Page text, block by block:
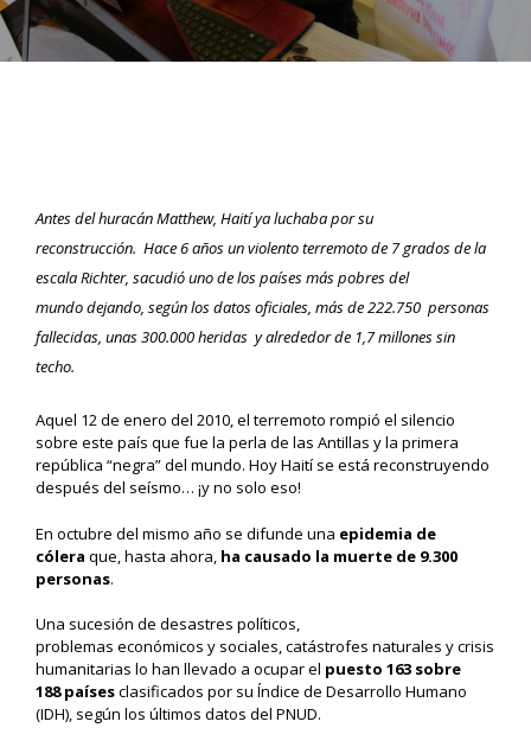
Antes del huracán Matthew, Haití ya luchaba por su
reconstrucción. Hace 6 añosun violento terremotode 7 grados de la
escala Richter, sacudióuno de los paísesmás pobres del
mundodejando, según los datos oficiales, másde 222.750 personas
fallecidas, unas300.000heridas y alrededor de 1,7millones sin
techo.
Aquel 12 de enero del 2010, el terremoto rompió el silencio
sobre este país que fue la perla de las Antillas y la primera
república “negra” del mundo. Hoy Haití se está reconstruyendo
después del seísmo… ¡y no solo eso!
En octubre del mismo año se difunde una epidemia de
cólera que,hasta ahora, ha causado la muerte de 9.300
personas.
Una sucesión de desastres políticos,
problemas económicos y sociales,catástrofes naturales y crisis
humanitarias lo han llevado a ocupar el puesto 163 sobre
188paísesclasificados por su Índice de Desarrollo Humano
(IDH), según los últimos datos del PNUD.